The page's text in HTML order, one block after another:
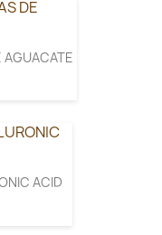
AGUACATE
ACID